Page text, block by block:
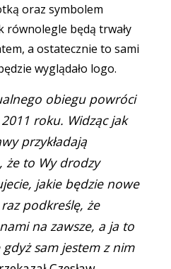
oraz symbolem
równolegle będą trwały
a ostatecznie to sami
wyglądało logo.
obiegu powróci
roku. Widząc jak
przykładają
że to Wy drodzy
jakie będzie nowe
raz podkreślę, że
na zawsze, a ja to
sam jestem z nim